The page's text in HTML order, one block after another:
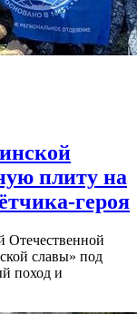
плиту на
героя
Отечественной
славы» под
поход и